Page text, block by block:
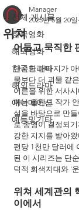
전체 게시물
한국영화
해외영화
한국드라마
해외드라마
애니메이션
예능및기타
위쳐
Manager
2025년 5월 20일
어둡고 묵직한
단순한 판타지가 아
물보다 더 괴물 같
어른을 위한 서사
마는 폴란드 작가
설을 바탕으로 만
로 종영이 결정되
강한 지지를 받아
편당 1천만 달러에
된 이 시리즈는 단
덕적 회색지대와 '
위쳐 세계관의
이에서